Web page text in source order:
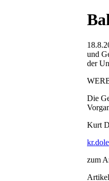
und
der
Die
Kurt
zum